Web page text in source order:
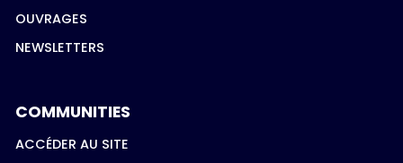
OUVRAGES
NEWSLETTERS
COMMUNITIES
ACCÉDER AU SITE